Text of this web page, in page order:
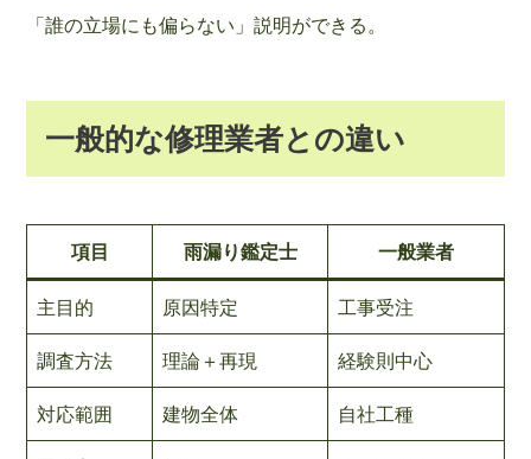
「誰の立場にも偏らない」説明ができる。
一般的な修理業者との違い
項目 雨漏り鑑定士 一般業者
主目的 原因特定 工事受注
調査方法 理論＋再現 経験則中心
対応範囲 建物全体 自社工種